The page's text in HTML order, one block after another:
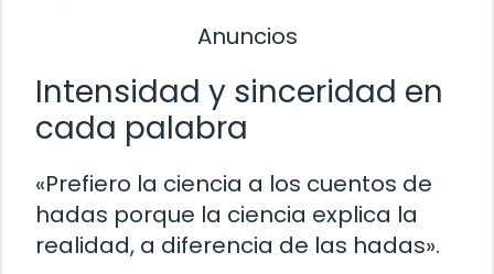
Anuncios
Intensidad y sinceridad en
cada palabra
«Prefiero la ciencia a los cuentos de
hadas porque la ciencia explica la
realidad, a diferencia de las hadas».